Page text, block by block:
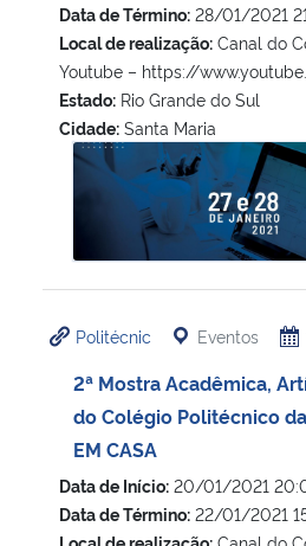
Data de Término: 28/01/2021
Local de realização: Canal do
Youtube – https://
Estado: Rio Grande do Sul
Cidade: Santa Maria
XVI Encontro dos Técnicos
Politécnic Eventos
2ª Mostra Acadêmica,
do Colégio Politécnico da
EM CASA
Data de Início: 20/01/2021
Data de Término: 22/01/2021
Local de realização: Canal do